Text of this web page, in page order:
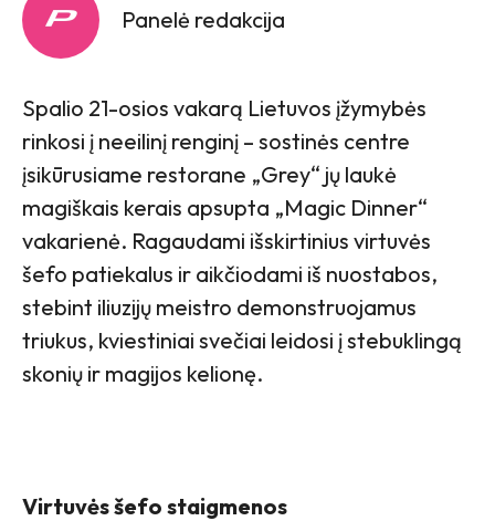
Panelė redakcija
Spalio 21-osios vakarą Lietuvos įžymybės
rinkosi į neeilinį renginį – sostinės centre
įsikūrusiame restorane „Grey“ jų laukė
magiškais kerais apsupta „Magic Dinner“
vakarienė. Ragaudami išskirtinius virtuvės
šefo patiekalus ir aikčiodami iš nuostabos,
stebint iliuzijų meistro demonstruojamus
triukus, kviestiniai svečiai leidosi į stebuklingą
skonių ir magijos kelionę.
Virtuvės šefo staigmenos